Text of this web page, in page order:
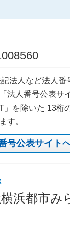
008560
法人など法人番
法人番号公表サ
」を除いた 13桁
す。
号公表サイト
浜都市み